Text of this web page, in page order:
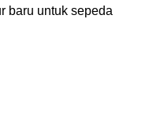
baru untuk sepeda